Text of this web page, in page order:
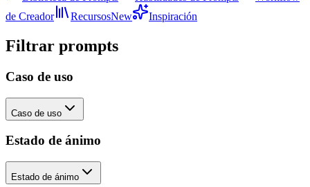
de Creador
RecursosNew Inspiración
Filtrar prompts
Caso de uso
Caso de uso
Estado de ánimo
Estado de ánimo